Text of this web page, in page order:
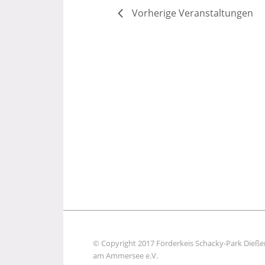
Vorherige Veranstaltungen
© Copyright 2017 Förderkeis Schacky-Park
am Ammersee e.V.